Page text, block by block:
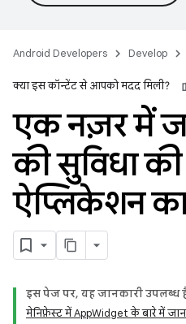
Android Developers Develop
क्या इस कॉन्टेंट से आपको मदद मिली?
एक नज़र में
की सुविधा
ऐप्लिकेशन
इस पेज पर, यह जानकारी उपलब्ध
मेनिफ़ेस्ट में AppWidget के बारे में